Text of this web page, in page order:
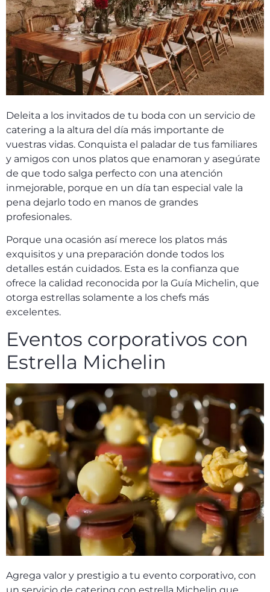
Deleita a los invitados de tu boda con un servicio de
catering a la altura del día más importante de
vuestras vidas. Conquista el paladar de tus familiares
y amigos con unos platos que enamoran y asegúrate
de que todo salga perfecto con una atención
inmejorable, porque en un día tan especial vale la
pena dejarlo todo en manos de grandes
profesionales.
Porque una ocasión así merece los platos más
exquisitos y una preparación donde todos los
detalles están cuidados. Esta es la confianza que
ofrece la calidad reconocida por la Guía Michelin, que
otorga estrellas solamente a los chefs más
excelentes.
Eventos corporativos con
Estrella Michelin
Agrega valor y prestigio a tu evento corporativo, con